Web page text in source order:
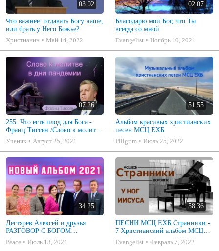
03:02
Что важнее: отдавать Богу наше,
или брать у Него Божье?
Христианин
Май 14, 2022
02:07
Благодарю мой Бог, что Ты
всегда со мной
Evangelist
Ноябрь 10, 2021
07:26
255. Что есть плод для Бога -
Франц Тиссен /Слово к молитве
в дни пандемии
Ученик Август 25, 2021
51:55
Альбом красивых христианских
песен МСЦ ЕХБ
Piligrim
Июль 25, 2022
34:25
Дегтярев Алексей и друзья
РАЗГОВОР С БОГОМ
Христианские песни МСЦ ЕХБ
2021 (7я)
Peace Июль 13, 2021
58:36
ПЕСНИ МСЦ ЕХБ Странники -
7 Христианский альбом МСЦ
ЕХБ
Evangelist Февраль 7, 2022